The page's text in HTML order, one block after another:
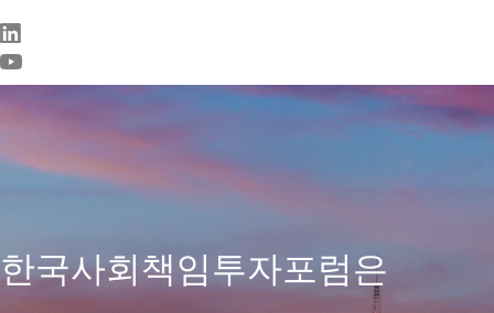
한국사회책임투자포럼은
한국사회책임투자포럼은
한국사회책임투자포럼은